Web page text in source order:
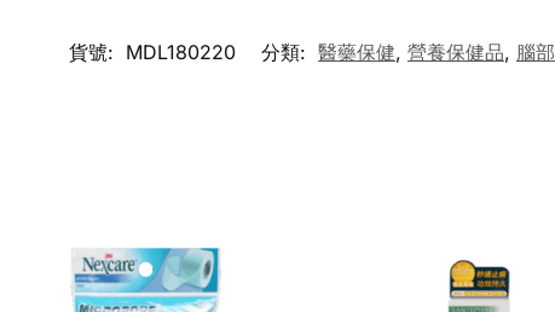
貨號: MDL180220 分類: 醫藥保健, 營養保健品, 腦部